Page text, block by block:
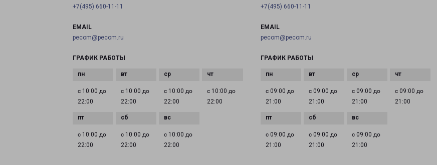
+7(495) 660-11-11
EMAIL
pecom@pecom.ru
ГРАФИК РАБОТЫ
с 10:00 до
22:00
с 10:00 до
22:00
с 10:00 до
22:00
с 10:00 до
22:00
с 10:00 до
22:00
с 10:00 до
22:00
с 10:00 до
22:00
+7(495) 660-11-11
EMAIL
pecom@pecom.ru
ГРАФИК РАБОТЫ
с 09:00 до
21:00
с 09:00 до
21:00
с 09:00 до
21:00
с 09:00 до
21:00
с 09:00 до
21:00
с 09:00 до
21:00
с 09:00 до
21:00